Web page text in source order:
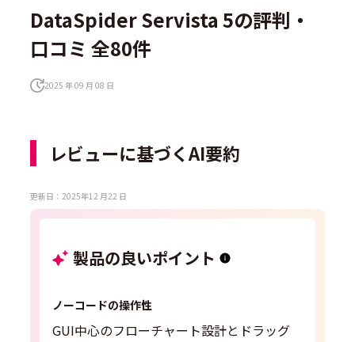
DataSpider Servista 5の評判・
口コミ 全80件
2025 年 09 月 08 日
レビューに基づくAI要約
更新日：2025年12 月22 日
製品の良いポイント
ノーコードの操作性
GUI中心のフローチャート設計とドラッグ